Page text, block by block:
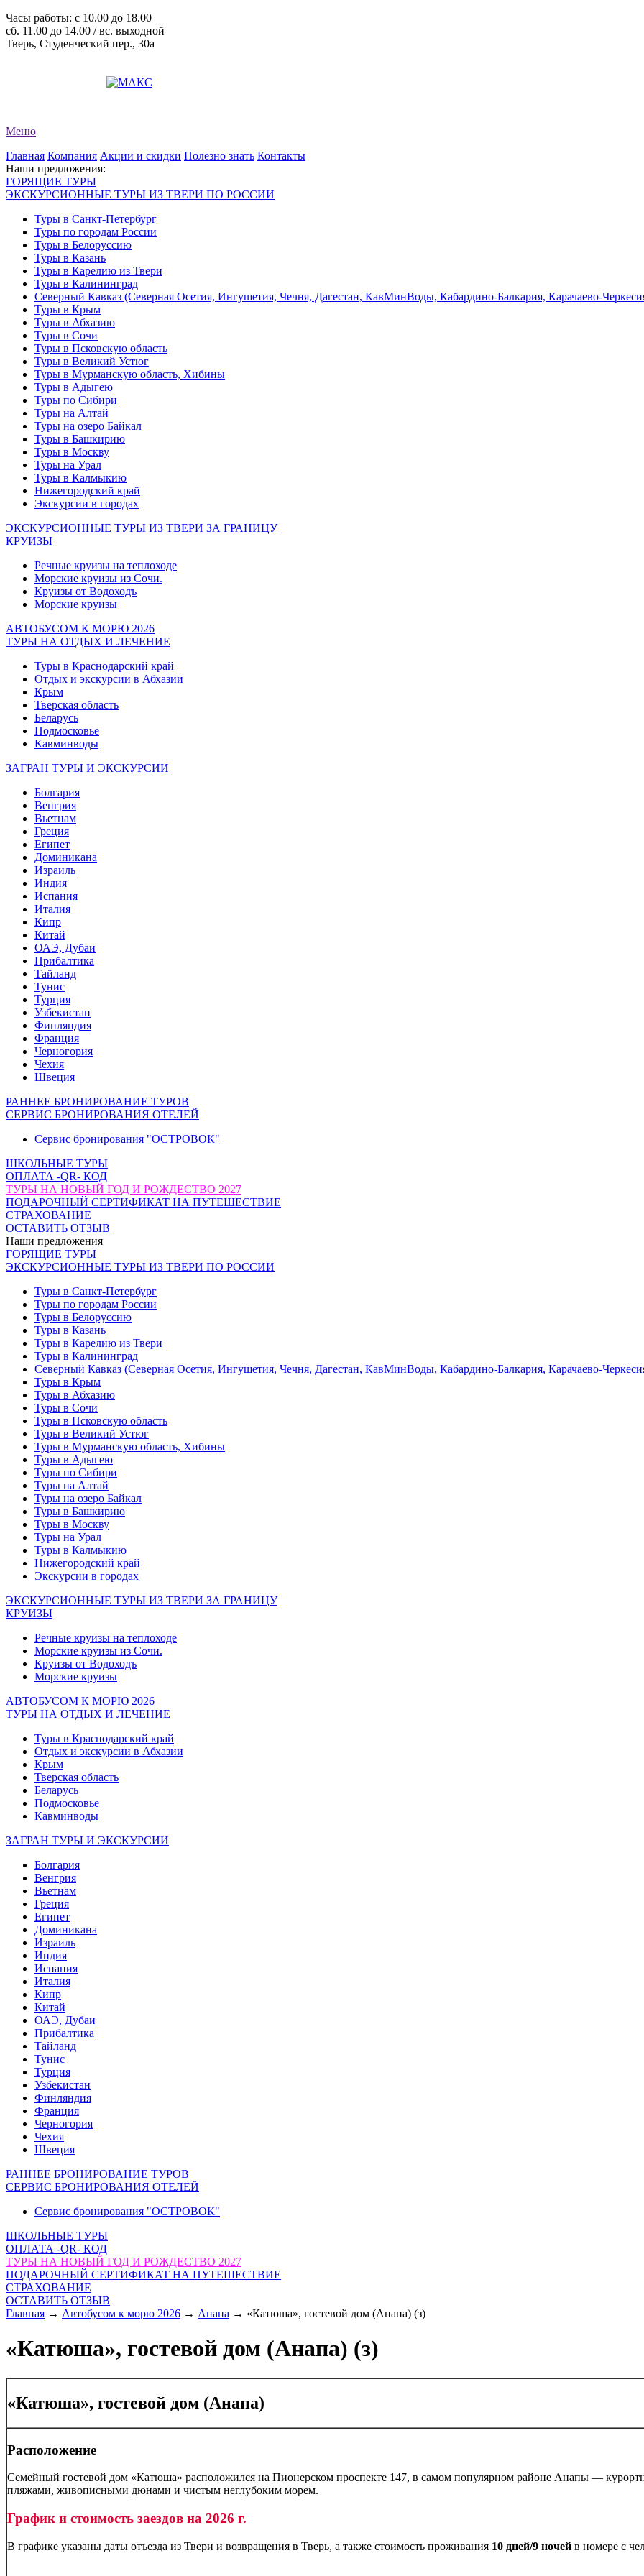
Часы работы: c 10.00 до 18.00
сб. 11.00 до 14.00 / вс. выходной
Тверь, Студенческий пер., 30а
Меню
Главная Компания Акции и скидки Полезно знать Контакты
Наши предложения:
ГОРЯЩИЕ ТУРЫ
ЭКСКУРСИОННЫЕ ТУРЫ ИЗ ТВЕРИ ПО РОССИИ
Туры в Санкт-Петербург
Туры по городам России
Туры в Белоруссию
Туры в Казань
Туры в Карелию из Твери
Туры в Калининград
Северный Кавказ (Северная Осетия, Ингушетия, Чечня, Дагестан, КавМинВоды, Кабардино-Балкария, Карачаево-
Туры в Крым
Туры в Абхазию
Туры в Сочи
Туры в Псковскую область
Туры в Великий Устюг
Туры в Мурманскую область, Хибины
Туры в Адыгею
Туры по Сибири
Туры на Алтай
Туры на озеро Байкал
Туры в Башкирию
Туры в Москву
Туры на Урал
Туры в Калмыкию
Нижегородский край
Экскурсии в городах
ЭКСКУРСИОННЫЕ ТУРЫ ИЗ ТВЕРИ ЗА ГРАНИЦУ
КРУИЗЫ
Речные круизы на теплоходе
Морские круизы из Сочи.
Круизы от Водоходъ
Морские круизы
АВТОБУСОМ К МОРЮ 2026
ТУРЫ НА ОТДЫХ И ЛЕЧЕНИЕ
Туры в Краснодарский край
Отдых и экскурсии в Абхазии
Крым
Тверская область
Беларусь
Подмосковье
Кавминводы
ЗАГРАН ТУРЫ И ЭКСКУРСИИ
Болгария
Венгрия
Вьетнам
Греция
Египет
Доминикана
Израиль
Индия
Испания
Италия
Кипр
Китай
ОАЭ, Дубаи
Прибалтика
Тайланд
Тунис
Турция
Узбекистан
Финляндия
Франция
Черногория
Чехия
Швеция
РАННЕЕ БРОНИРОВАНИЕ ТУРОВ
СЕРВИС БРОНИРОВАНИЯ ОТЕЛЕЙ
Сервис бронирования "ОСТРОВОК"
ШКОЛЬНЫЕ ТУРЫ
ОПЛАТА -QR- КОД
ТУРЫ НА НОВЫЙ ГОД И РОЖДЕСТВО 2027
ПОДАРОЧНЫЙ СЕРТИФИКАТ НА ПУТЕШЕСТВИЕ
СТРАХОВАНИЕ
ОСТАВИТЬ ОТЗЫВ
Наши предложения
ГОРЯЩИЕ ТУРЫ
ЭКСКУРСИОННЫЕ ТУРЫ ИЗ ТВЕРИ ПО РОССИИ
Туры в Санкт-Петербург
Туры по городам России
Туры в Белоруссию
Туры в Казань
Туры в Карелию из Твери
Туры в Калининград
Северный Кавказ (Северная Осетия, Ингушетия, Чечня, Дагестан, КавМинВоды, Кабардино-Балкария, Карачаево-
Туры в Крым
Туры в Абхазию
Туры в Сочи
Туры в Псковскую область
Туры в Великий Устюг
Туры в Мурманскую область, Хибины
Туры в Адыгею
Туры по Сибири
Туры на Алтай
Туры на озеро Байкал
Туры в Башкирию
Туры в Москву
Туры на Урал
Туры в Калмыкию
Нижегородский край
Экскурсии в городах
ЭКСКУРСИОННЫЕ ТУРЫ ИЗ ТВЕРИ ЗА ГРАНИЦУ
КРУИЗЫ
Речные круизы на теплоходе
Морские круизы из Сочи.
Круизы от Водоходъ
Морские круизы
АВТОБУСОМ К МОРЮ 2026
ТУРЫ НА ОТДЫХ И ЛЕЧЕНИЕ
Туры в Краснодарский край
Отдых и экскурсии в Абхазии
Крым
Тверская область
Беларусь
Подмосковье
Кавминводы
ЗАГРАН ТУРЫ И ЭКСКУРСИИ
Болгария
Венгрия
Вьетнам
Греция
Египет
Доминикана
Израиль
Индия
Испания
Италия
Кипр
Китай
ОАЭ, Дубаи
Прибалтика
Тайланд
Тунис
Турция
Узбекистан
Финляндия
Франция
Черногория
Чехия
Швеция
РАННЕЕ БРОНИРОВАНИЕ ТУРОВ
СЕРВИС БРОНИРОВАНИЯ ОТЕЛЕЙ
Сервис бронирования "ОСТРОВОК"
ШКОЛЬНЫЕ ТУРЫ
ОПЛАТА -QR- КОД
ТУРЫ НА НОВЫЙ ГОД И РОЖДЕСТВО 2027
ПОДАРОЧНЫЙ СЕРТИФИКАТ НА ПУТЕШЕСТВИЕ
СТРАХОВАНИЕ
ОСТАВИТЬ ОТЗЫВ
Главная → Автобусом к морю 2026 → Анапа → «Катюша», гостевой дом (Анапа) (з)
«Катюша», гостевой дом (Анапа) (з)
«Катюша», гостевой дом (Анапа)
Расположение
Семейный гостевой дом «Катюша» расположился на Пионерском проспекте 147, в самом популярном районе Анапы —
пляжами, живописными дюнами и чистым неглубоким морем.
График и стоимость заездов на 2026 г.
В графике указаны даты отъезда из Твери и возвращения в Тверь, а также стоимость проживания 10 дней/9 ночей в номере с